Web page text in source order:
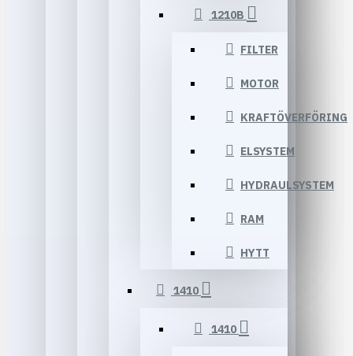
1210B
FILTER
MOTOR
KRAFTÖVERFÖRING
ELSYSTEM
HYDRAULSYSTEM
RAM
HYTT
1410
1410